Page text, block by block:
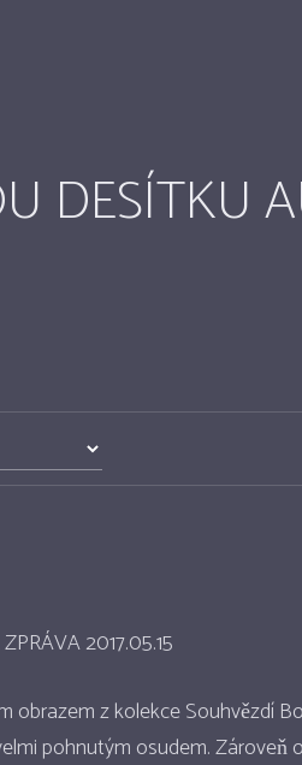
DESÍTKU
2017.05.15
obrazem z kolekce Souhvězdí
pohnutým osudem.